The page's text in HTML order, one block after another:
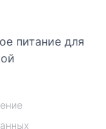
питание для